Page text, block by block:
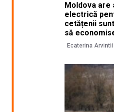
Moldova
electrică
cetățenii
să
Ecaterina Arvintii